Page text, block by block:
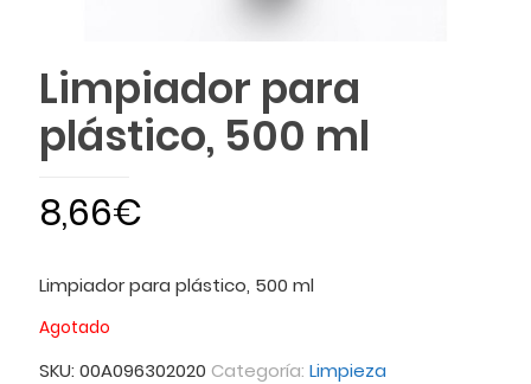
Limpiador para
plástico, 500 ml
8,66€
Limpiador para plástico, 500 ml
Agotado
SKU: 00A096302020 Categoría: Limpieza